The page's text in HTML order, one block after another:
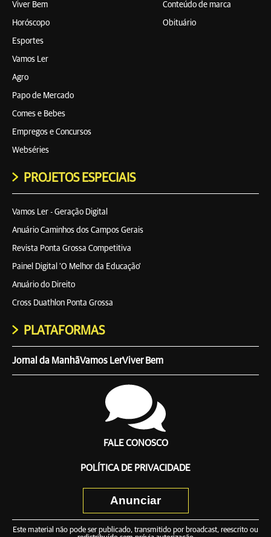
Viver Bem
Horóscopo
Esportes
Vamos Ler
Agro
Papo de Mercado
Comes e Bebes
Empregos e Concursos
Webséries
Conteúdo de marca
Obituário
PROJETOS ESPECIAIS
Vamos Ler - Geração Digital
Anuário Caminhos dos Campos Gerais
Revista Ponta Grossa Competitiva
Painel Digital 'O Melhor da Educação'
Anuário do Direito
Cross Duathlon Ponta Grossa
PLATAFORMAS
Jornal da ManhãVamos LerViver Bem
FALE CONOSCO
POLÍTICA DE PRIVACIDADE
Anunciar
Este material não pode ser publicado, transmitido por broadcast, reescrito ou